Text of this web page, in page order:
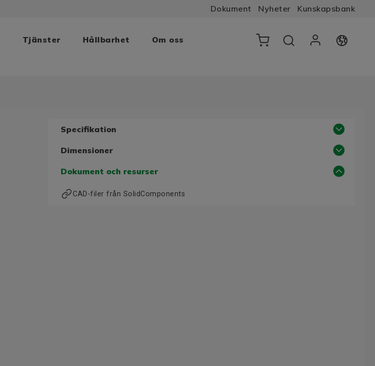
Dokument Nyheter Kunskapsbank
Tjänster Hållbarhet Om oss
Specifikation
Dimensioner
Dokument och resurser
CAD-filer från SolidComponents